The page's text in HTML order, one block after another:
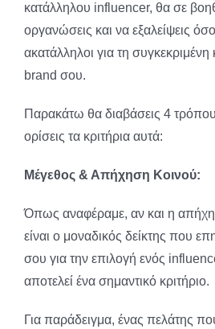
κατάλληλου influencer, θα σε
οργανώσεις και να εξαλείψεις
ακατάλληλοι για τη
brand σου.
Παρακάτω θα διαβάσεις 4
ορίσεις τα κριτήρια αυτά:
Μέγεθος & Απήχηση Κοινού:
Όπως αναφέραμε, αν και η
είναι ο μοναδικός δείκτης που
σου για την επιλογή ενός
αποτελεί ένα σημαντικό κριτήριο.
Για παράδειγμα, ένας πελάτης